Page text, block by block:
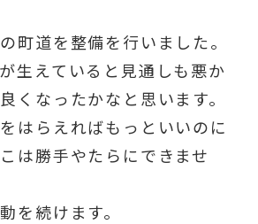
町道を整備を行いました。
生えていると見通しも悪か
くなったかなと思います。
はらえればもっといいのに
は勝手やたらにできませ
を続けます。